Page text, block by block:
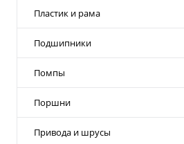
Пластик и рама
Подшипники
Помпы
Поршни
Привода и шрусы